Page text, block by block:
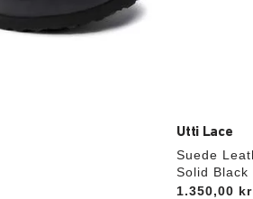
Utti Lace
Suede
Solid Black
Price:
1.350,00 kr